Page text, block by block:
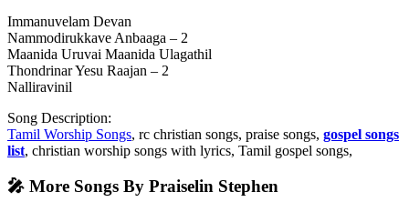
Immanuvelam Devan
Nammodirukkave Anbaaga – 2
Maanida Uruvai Maanida Ulagathil
Thondrinar Yesu Raajan – 2
Nalliravinil
Song Description:
Tamil Worship Songs, rc christian songs, praise songs, gospel songs
list, christian worship songs with lyrics, Tamil gospel songs,
🎤 More Songs By Praiselin Stephen